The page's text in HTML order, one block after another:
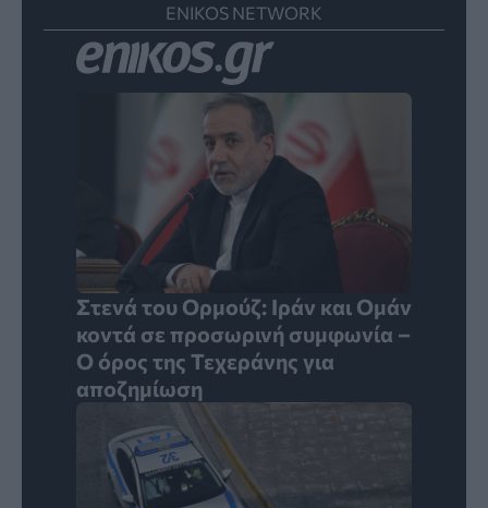
ENIKOS NETWORK
Στενά του Ορμούζ: Ιράν και Ομάν
κοντά σε προσωρινή συμφωνία –
Ο όρος της Τεχεράνης για
αποζημίωση